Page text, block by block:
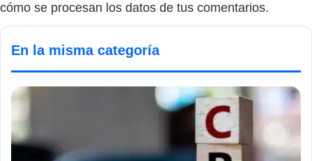
cómo se procesan los datos de tus comentarios.
En la misma categoría